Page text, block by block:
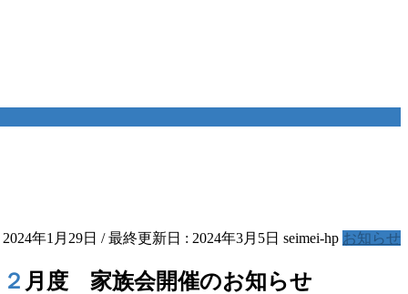
2024年1月29日 / 最終更新日 : 2024年3月5日 seimei-hp お知らせ
２月度 家族会開催のお知らせ